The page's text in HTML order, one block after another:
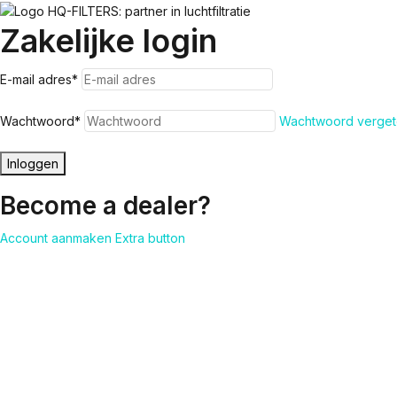
Zakelijke login
E-mail adres*
Wachtwoord* Wachtwoord
Inloggen
Become a dealer?
Account aanmaken Extra button